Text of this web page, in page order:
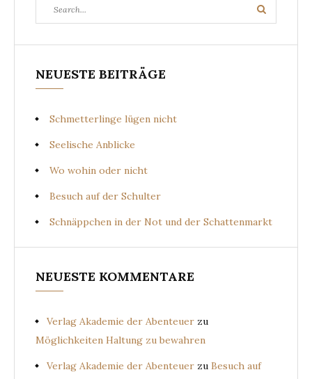
for:
Search
NEUESTE BEITRÄGE
Schmetterlinge lügen nicht
Seelische Anblicke
Wo wohin oder nicht
Besuch auf der Schulter
Schnäppchen in der Not und der Schattenmarkt
NEUESTE KOMMENTARE
Verlag Akademie der Abenteuer zu
Möglichkeiten Haltung zu bewahren
Verlag Akademie der Abenteuer zu Besuch auf